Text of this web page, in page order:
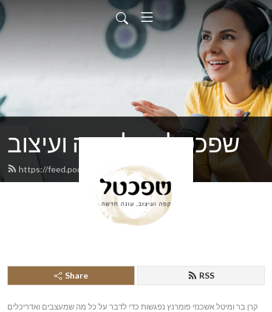
שפכטל - על קפה ועיצוב
https://feed.podbean.com/shpachtel/feed.xml
Share RSS
קרן בר ומיטל אשכנזי פומרנץ נפגשות כדי לדבר על כל מה שמעצבים ואדריכלים